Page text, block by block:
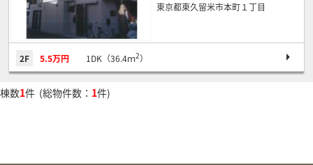
東京都東久留米市本町１丁目
2F 5.5万円 1DK（36.4ｍ2）
棟数1件 (総物件数： 1件)